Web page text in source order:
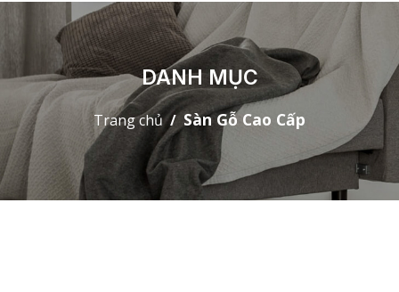
DANH MỤC
Trang chủ Sàn Gỗ Cao Cấp